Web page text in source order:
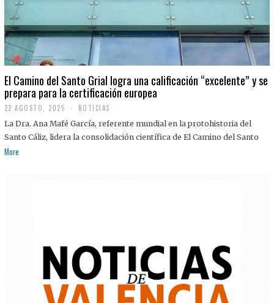
El Camino del Santo Grial logra una calificación “excelente” y se
prepara para la certificación europea
22 AGOSTO, 2025
2
A
G
NOTICIAS
La Dra. Ana Mafé García, referente mundial en la protohistoria del
Santo Cáliz, lidera la consolidación científica de El Camino del Santo
More